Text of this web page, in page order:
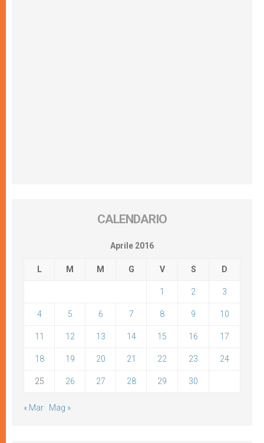
CALENDARIO
Aprile 2016
L M M G V S D
1 2 3
4 5 6 7 8 9 10
11 12 13 14 15 16 17
18 19 20 21 22 23 24
25 26 27 28 29 30
« Mar Mag »